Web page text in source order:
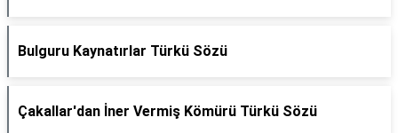
Bulguru Kaynatırlar Türkü Sözü
Çakallar'dan İner Vermiş Kömürü Türkü Sözü